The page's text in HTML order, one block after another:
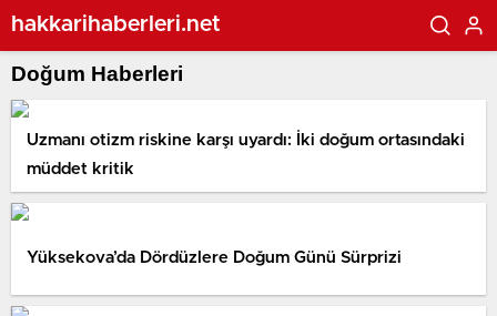
hakkarihaberleri.net
Doğum Haberleri
Uzmanı otizm riskine karşı uyardı: İki doğum ortasındaki
müddet kritik
Yüksekova’da Dördüzlere Doğum Günü Sürprizi